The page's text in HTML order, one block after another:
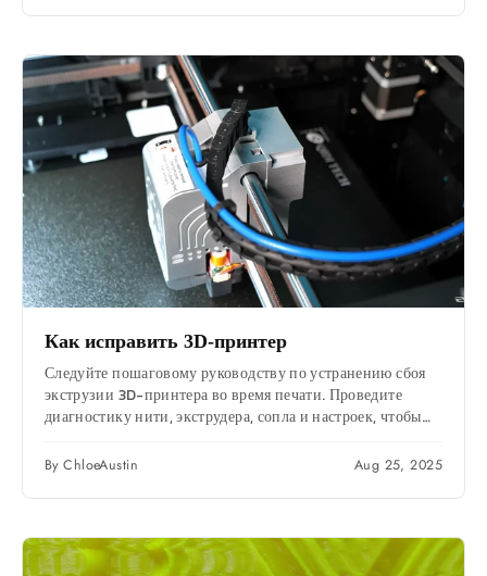
Как исправить 3D-принтер
Следуйте пошаговому руководству по устранению сбоя
экструзии 3D-принтера во время печати. ​​Проведите
диагностику нити, экструдера, сопла и настроек, чтобы
By ChloeAustin Aug 25, 2025